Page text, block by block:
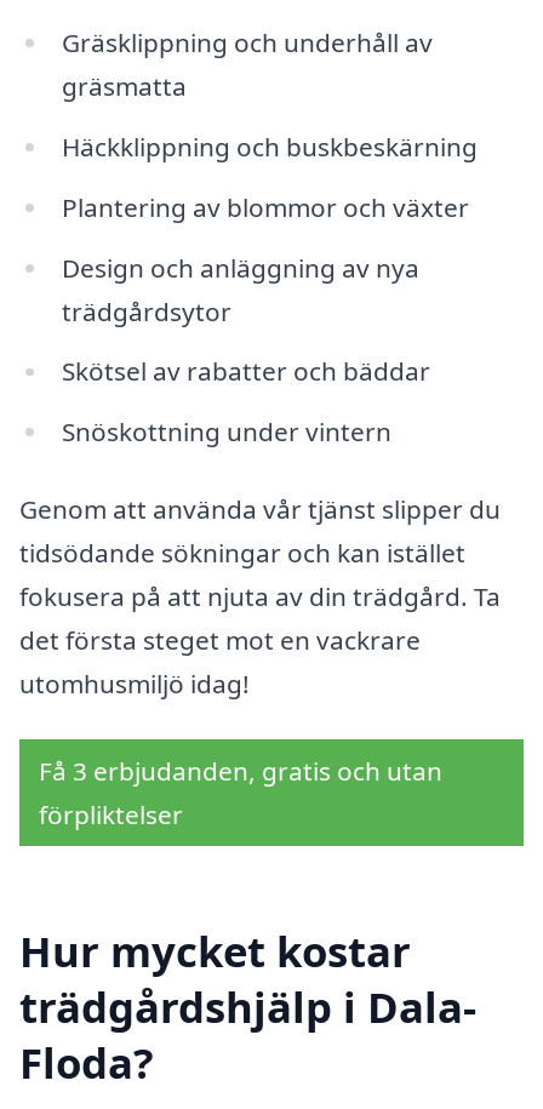
Gräsklippning och underhåll av
gräsmatta
Häckklippning och buskbeskärning
Plantering av blommor och växter
Design och anläggning av nya
trädgårdsytor
Skötsel av rabatter och bäddar
Snöskottning under vintern
Genom att använda vår tjänst slipper du
tidsödande sökningar och kan istället
fokusera på att njuta av din trädgård. Ta
det första steget mot en vackrare
utomhusmiljö idag!
Få 3 erbjudanden, gratis och utan
förpliktelser
Hur mycket kostar
trädgårdshjälp i Dala-
Floda?